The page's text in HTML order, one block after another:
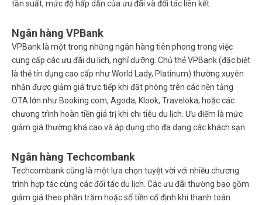
tần suất, mức độ hấp dẫn của ưu đãi và đối tác liên kết.
Ngân hàng VPBank
VPBank là một trong những ngân hàng tiên phong trong việc
cung cấp các ưu đãi du lịch, nghỉ dưỡng. Chủ thẻ VPBank (đặc biệt
là thẻ tín dụng cao cấp như World Lady, Platinum) thường xuyên
nhận được giảm giá trực tiếp khi đặt phòng trên các nền tảng
OTA lớn như Booking.com, Agoda, Klook, Traveloka, hoặc các
chương trình hoàn tiền giá trị khi chi tiêu du lịch. Ưu điểm là mức
giảm giá thường khá cao và áp dụng cho đa dạng các khách sạn.
Ngân hàng Techcombank
Techcombank cũng là một lựa chọn tuyệt vời với nhiều chương
trình hợp tác cùng các đối tác du lịch. Các ưu đãi thường bao gồm
giảm giá theo phần trăm hoặc số tiền cố định khi thanh toán